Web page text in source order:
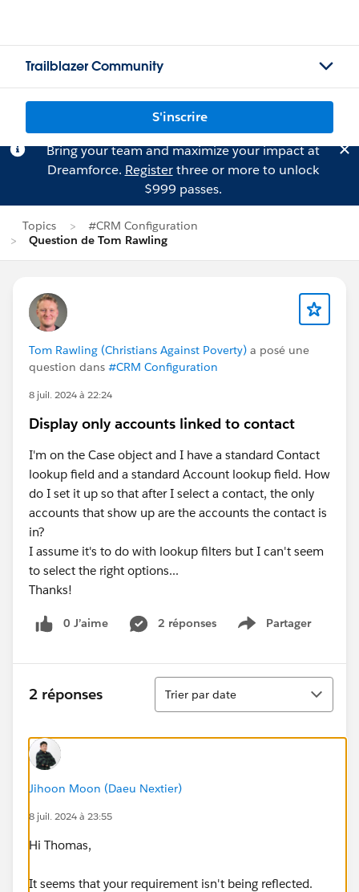
Trailblazer Community
S'inscrire
Bring your team and maximize your impact at
Dreamforce. Registerthree or more to unlock
$999 passes.
Topics
#CRM Configuration
Question de Tom Rawling
Tom Rawling (Christians Against Poverty) a posé une
question dans #CRM Configuration
8 juil. 2024 à 22:24
Display only accounts linked to contact
I'm on the Case object and I have a standard Contact
lookup field and a standard Account lookup field. How
do I set it up so that after I select a contact, the only
accounts that show up are the accounts the contact is
in?
I assume it's to do with lookup filters but I can't seem
to select the right options...
Thanks!
0 J’aime 2 réponses Partager
Show menu
2 réponses
Tri
Trier par date
Jihoon Moon (Daeu Nextier)
8 juil. 2024 à 23:55
Hi Thomas,
It seems that your requirement isn't being reflected.